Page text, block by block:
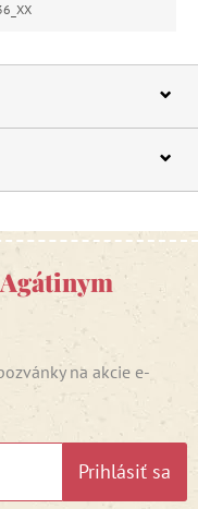
na akcie e-
Prihlásiť sa